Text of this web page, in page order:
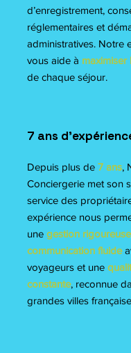
d’enregistrement,
réglementaires et
administratives. Notre
vous aide à maximiser
de chaque séjour.
7 ans
Depuis plus de 7 ans,
Conciergerie met son
service des
expérience nous
une gestion rigoureuse
communication fluide
voyageurs et une
constante, reconnue
grandes villes